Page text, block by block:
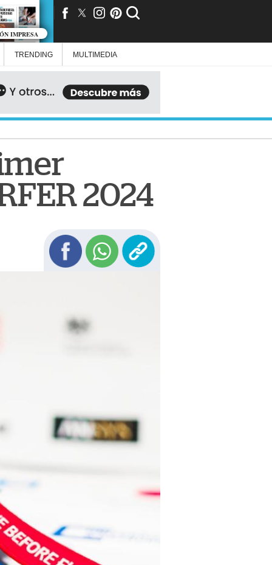
IMPRESA
TRENDING MULTIMEDIA
2024